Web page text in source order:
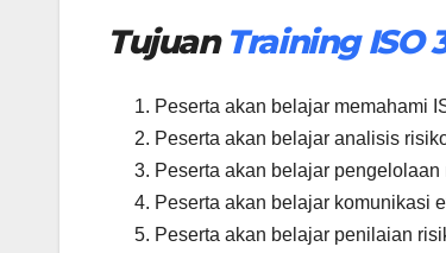
Tujuan Training ISO
Peserta akan belajar memahami
Peserta akan belajar analisis
Peserta akan belajar pengelolaan
Peserta akan belajar komunikasi
Peserta akan belajar penilaian